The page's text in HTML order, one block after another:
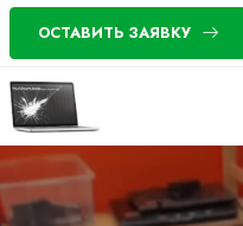
ОСТАВИТЬ ЗАЯВКУ